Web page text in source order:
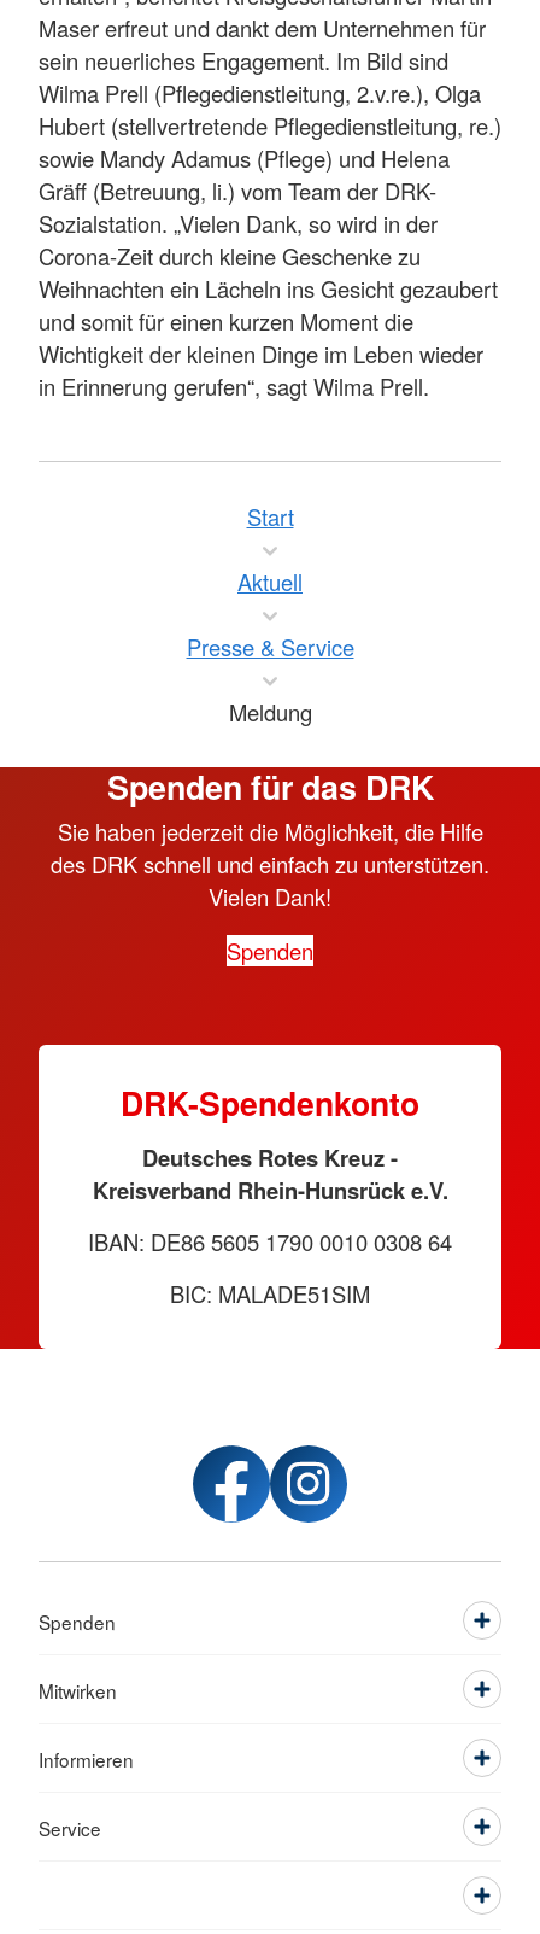
Maser erfreut und dankt dem Unternehmen für
sein neuerliches Engagement. Im Bild sind
Wilma Prell (Pflegedienstleitung, 2.v.re.), Olga
Hubert (stellvertretende Pflegedienstleitung, re.)
sowie Mandy Adamus (Pflege) und Helena
Gräff (Betreuung, li.) vom Team der DRK-
Sozialstation. „Vielen Dank, so wird in der
Corona-Zeit durch kleine Geschenke zu
Weihnachten ein Lächeln ins Gesicht gezaubert
und somit für einen kurzen Moment die
Wichtigkeit der kleinen Dinge im Leben wieder
in Erinnerung gerufen“, sagt Wilma Prell.
Start
Aktuell
Presse & Service
Meldung
Spenden für das DRK
Sie haben jederzeit die Möglichkeit, die Hilfe
des DRK schnell und einfach zu unterstützen.
Vielen Dank!
Spenden
DRK-Spendenkonto
Deutsches Rotes Kreuz -
Kreisverband Rhein-Hunsrück e.V.
IBAN: DE86 5605 1790 0010 0308 64
BIC: MALADE51SIM
Spenden
Mitwirken
Informieren
Service